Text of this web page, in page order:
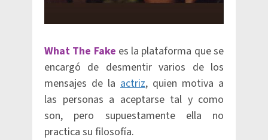
What The Fake es la plataforma que se
encargó de desmentir varios de los
mensajes de la actriz, quien motiva a
las personas a aceptarse tal y como
son, pero supuestamente ella no
practica su filosofía.